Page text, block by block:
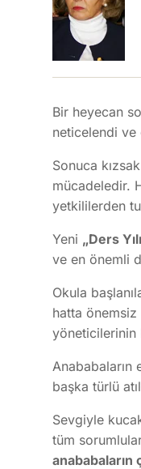
Bir heyecan
neticelendi ve
Sonuca
mücadeledir.
yetkililerden
Yeni „Ders
ve en önemli
Okula
hatta
yöneticilerinin
Anababaların
başka türlü
Sevgiyle
tüm